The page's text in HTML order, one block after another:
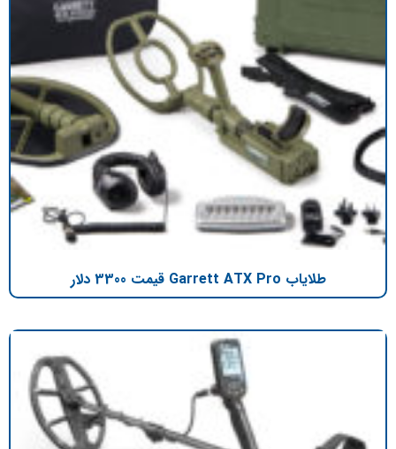
طلایاب Garrett ATX Pro قیمت 3300 دلار